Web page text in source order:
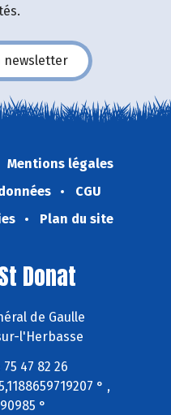
newsletter
Mentions légales
CGU
Plan du site
Donat
de Gaulle
l'Herbasse
75 47 82 26
° ,
°